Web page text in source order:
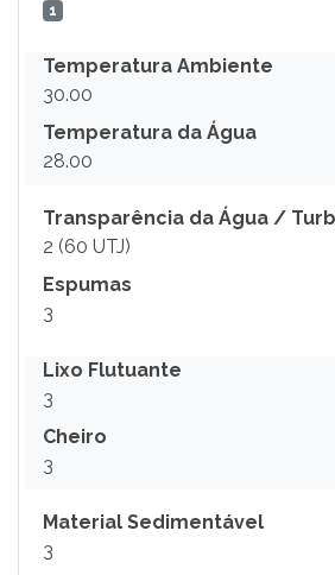
1
Temperatura Ambiente
30.00
Temperatura da Água
28.00
Transparência da Água /
2 (60 UTJ)
Espumas
3
Lixo Flutuante
3
Cheiro
3
Material Sedimentável
3